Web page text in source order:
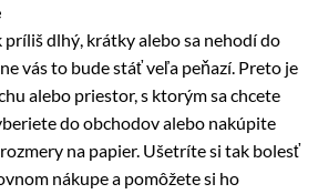
dlhý, krátky alebo sa nehodí do
vás to bude stáť veľa peňazí. Preto je
alebo priestor, s ktorým sa chcete
do obchodov alebo nakúpite
na papier. Ušetríte si tak bolesť
nákupe a pomôžete si ho